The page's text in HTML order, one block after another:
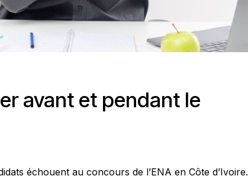
avant et pendant le
échouent au concours de l’ENA en Côte d’Ivoire.